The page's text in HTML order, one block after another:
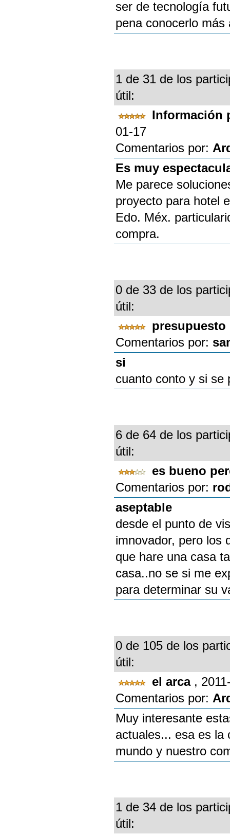
ser de tecnología
pena conocerlo más
1 de 31 de los
útil:
Información
01-17
Comentarios por:
Es muy
Me parece
proyecto para hotel
Edo. Méx.
compra.
0 de 33 de los
útil:
presupuesto
Comentarios por:
si
cuanto conto y si se
6 de 64 de los
útil:
es bueno
Comentarios por:
aseptable
desde el punto de
imnovador, pero los
que hare una casa
casa..no se si me
para determinar su
0 de 105 de los
útil:
el arca ,
Comentarios por:
Muy interesante
actuales... esa es la
mundo y nuestro
1 de 34 de los
útil: